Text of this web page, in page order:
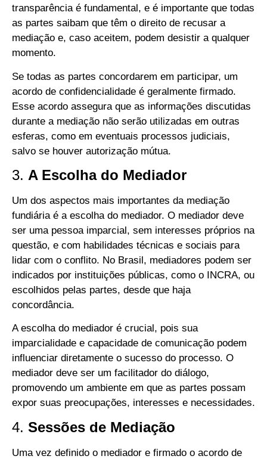
transparência é fundamental, e é importante que todas
as partes saibam que têm o direito de recusar a
mediação e, caso aceitem, podem desistir a qualquer
momento.
Se todas as partes concordarem em participar, um
acordo de confidencialidade é geralmente firmado.
Esse acordo assegura que as informações discutidas
durante a mediação não serão utilizadas em outras
esferas, como em eventuais processos judiciais,
salvo se houver autorização mútua.
3. A Escolha do Mediador
Um dos aspectos mais importantes da mediação
fundiária é a escolha do mediador. O mediador deve
ser uma pessoa imparcial, sem interesses próprios na
questão, e com habilidades técnicas e sociais para
lidar com o conflito. No Brasil, mediadores podem ser
indicados por instituições públicas, como o INCRA, ou
escolhidos pelas partes, desde que haja
concordância.
A escolha do mediador é crucial, pois sua
imparcialidade e capacidade de comunicação podem
influenciar diretamente o sucesso do processo. O
mediador deve ser um facilitador do diálogo,
promovendo um ambiente em que as partes possam
expor suas preocupações, interesses e necessidades.
4. Sessões de Mediação
Uma vez definido o mediador e firmado o acordo de